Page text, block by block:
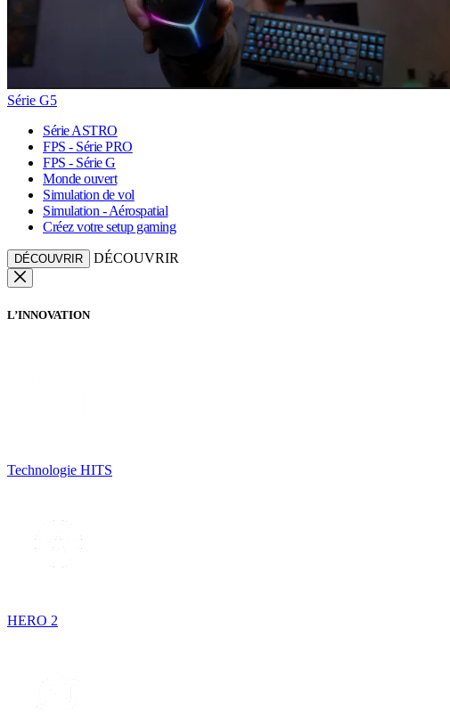
Série G5
Série ASTRO
FPS - Série PRO
FPS - Série G
Monde ouvert
Simulation de vol
Simulation - Aérospatial
Créez votre setup gaming
DÉCOUVRIR DÉCOUVRIR
L’INNOVATION
Technologie HITS
HERO 2